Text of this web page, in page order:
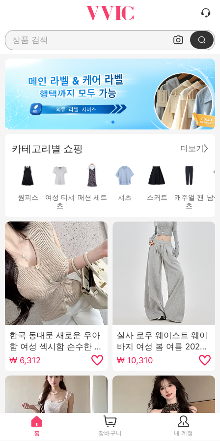
상품 검색
카테고리별 쇼핑 더보기
원피스
여성 티셔
츠
패션 세트 셔츠 스커트
캐주얼 팬
츠
남
한국 동대문 새로운 우아
함 여성 섹시함 순수한 욕
망 디스플레이 몸 측면 부
서 버클 반팔 니트 티셔츠
₩ 6,312
실사 로우 웨이스트 웨이
바지 여성 봄 여름 2026
새로운 루즈핏 도루 가을
센스 bf 느긋한 캐주얼 아
메리칸 운동 와이드 레그
₩ 10,310
홈 장바구니 내 계정